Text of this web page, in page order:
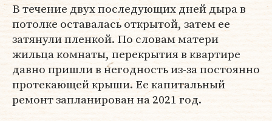
В течение двух последующих дней дыра в
потолке оставалась открытой, затем ее
затянули пленкой. По словам матери
жильца комнаты, перекрытия в квартире
давно пришли в негодность из-за постоянно
протекающей крыши. Ее капитальный
ремонт запланирован на 2021 год.